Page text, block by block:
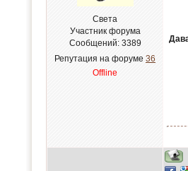
Света
Участник форума
Сообщений: 3389
Репутация на форуме 36
Offline